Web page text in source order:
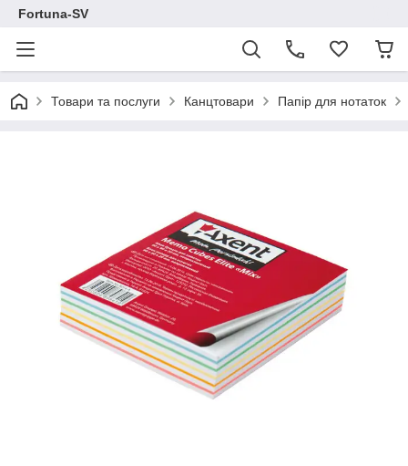
Fortuna-SV
Товари та послуги Канцтовари Папір для нотаток